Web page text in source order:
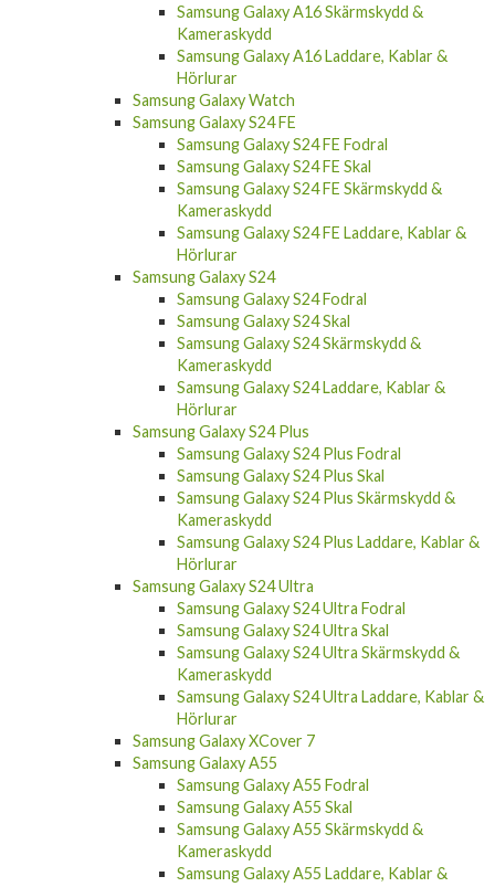
Samsung Galaxy A16 Skärmskydd &
Kameraskydd
Samsung Galaxy A16 Laddare, Kablar &
Hörlurar
Samsung Galaxy Watch
Samsung Galaxy S24 FE
Samsung Galaxy S24 FE Fodral
Samsung Galaxy S24 FE Skal
Samsung Galaxy S24 FE Skärmskydd &
Kameraskydd
Samsung Galaxy S24 FE Laddare, Kablar &
Hörlurar
Samsung Galaxy S24
Samsung Galaxy S24 Fodral
Samsung Galaxy S24 Skal
Samsung Galaxy S24 Skärmskydd &
Kameraskydd
Samsung Galaxy S24 Laddare, Kablar &
Hörlurar
Samsung Galaxy S24 Plus
Samsung Galaxy S24 Plus Fodral
Samsung Galaxy S24 Plus Skal
Samsung Galaxy S24 Plus Skärmskydd &
Kameraskydd
Samsung Galaxy S24 Plus Laddare, Kablar &
Hörlurar
Samsung Galaxy S24 Ultra
Samsung Galaxy S24 Ultra Fodral
Samsung Galaxy S24 Ultra Skal
Samsung Galaxy S24 Ultra Skärmskydd &
Kameraskydd
Samsung Galaxy S24 Ultra Laddare, Kablar &
Hörlurar
Samsung Galaxy XCover 7
Samsung Galaxy A55
Samsung Galaxy A55 Fodral
Samsung Galaxy A55 Skal
Samsung Galaxy A55 Skärmskydd &
Kameraskydd
Samsung Galaxy A55 Laddare, Kablar &